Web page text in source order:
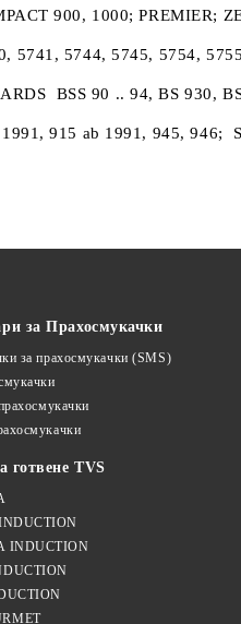
900, 1000; PREMIER;
5741, 5744, 5745, 5754, 5755
BSS 90 .. 94, BS 930,
915 ab 1991, 945, 946;
за Прахосмукачки
за прахосмукачки (SMS)
готвене TVS
INDUCTION